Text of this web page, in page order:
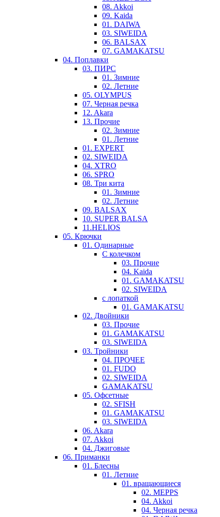
08. Akkoi
09. Kaida
01. DAIWA
03. SIWEIDA
06. BALSAX
07. GAMAKATSU
04. Поплавки
03. ПИРС
01. Зимние
02. Летние
05. OLYMPUS
07. Черная речка
12. Akara
13. Прочие
02. Зимние
01. Летние
01. EXPERT
02. SIWEIDA
04. XTRO
06. SPRO
08. Три кита
01. Зимние
02. Летние
09. BALSAX
10. SUPER BALSA
11.HELIOS
05. Крючки
01. Одинарные
С колечком
03. Прочие
04. Kaida
01. GAMAKATSU
02. SIWEIDA
с лопаткой
01. GAMAKATSU
02. Двойники
03. Прочие
01. GAMAKATSU
03. SIWEIDA
03. Тройники
04. ПРОЧЕЕ
01. FUDO
02. SIWEIDA
GAMAKATSU
05. Офсетные
02. SFISH
01. GAMAKATSU
03. SIWEIDA
06. Akara
07. Akkoi
04. Джиговые
06. Приманки
01. Блесны
01. Летние
01. вращающиеся
02. MEPPS
04. Akkoi
04. Черная речка